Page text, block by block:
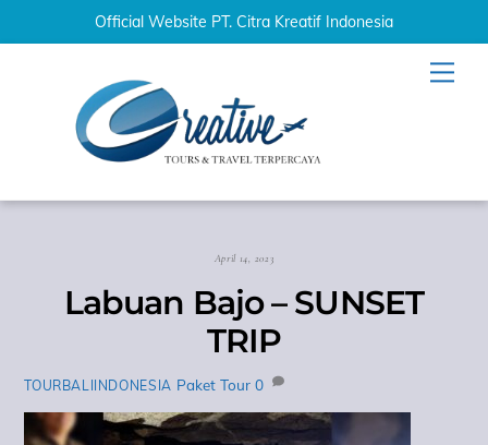
Official Website PT. Citra Kreatif Indonesia
April 14, 2023
Labuan Bajo – SUNSET
TRIP
TOURBALIINDONESIA Paket Tour 0